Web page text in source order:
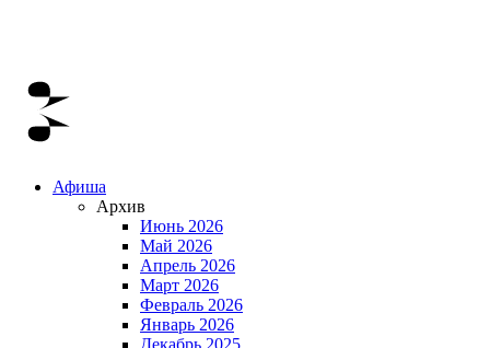
Афиша
Архив
Июнь 2026
Май 2026
Апрель 2026
Март 2026
Февраль 2026
Январь 2026
Декабрь 2025